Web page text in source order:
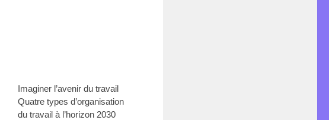
Imaginer l’avenir du travail
Quatre types d’organisation
du travail à l’horizon 2030